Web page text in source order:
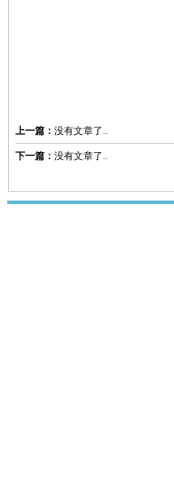
上一篇： 没有文章了..
下一篇： 没有文章了..